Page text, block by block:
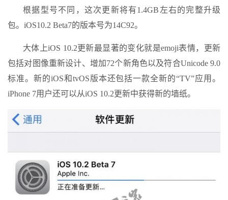
根据型号不同，这次更新将有1.4GB左右的完整升级
包。iOS10.2 Beta7的版本号为14C92。
大体上iOS 10.2更新最显著的变化就是emoji表情，更新
包括对图像重新设计、增加72个新角色以及符合Unicode 9.0
标准。新的iOS和tvOS版本还包括一款全新的“TV”应用。
iPhone 7用户还可以从iOS 10.2更新中获得新的墙纸。